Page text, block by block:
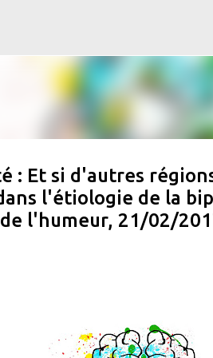
: Et si d'autres
l'étiologie de la
l'humeur, 21/02/